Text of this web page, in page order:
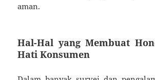
aman.
Hal-Hal yang Membuat
Hati Konsumen